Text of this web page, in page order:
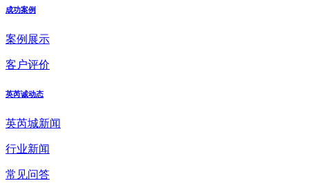
成功案例
案例展示
客户评价
英芮诚动态
英芮城新闻
行业新闻
常见问答